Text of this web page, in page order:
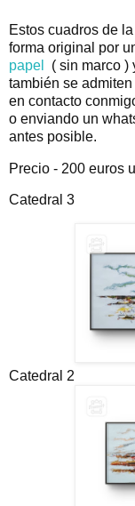
Estos cuadros de la
forma original por
papel
( sin marco )
también se admiten
en contacto
o enviando un
antes posible.
Precio - 200 euros
Catedral 3
Catedral 2